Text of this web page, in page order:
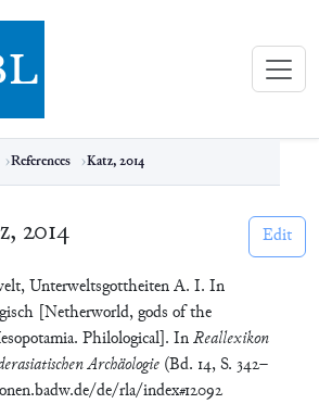
Library (eBL)
References Katz, 2014
2014 Edit
Unterweltsgottheiten A. I. In
[Netherworld, gods of the
Philological]. InReallexikon
Archäologie (Bd. 14, S. 342–
de/rla/index#12092